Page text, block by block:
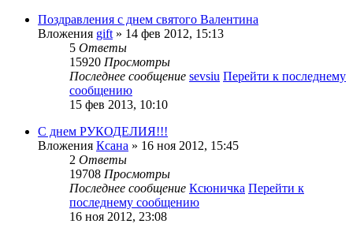
Поздравления с днем святого Валентина
Вложения gift » 14 фев 2012, 15:13
5 Ответы
15920 Просмотры
Последнее сообщение sevsiu Перейти к последнему
сообщению
15 фев 2013, 10:10
С днем РУКОДЕЛИЯ!!!
Вложения Ксана » 16 ноя 2012, 15:45
2 Ответы
19708 Просмотры
Последнее сообщение Ксюничка Перейти к
последнему сообщению
16 ноя 2012, 23:08